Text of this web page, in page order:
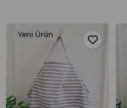
Yeni Ürün